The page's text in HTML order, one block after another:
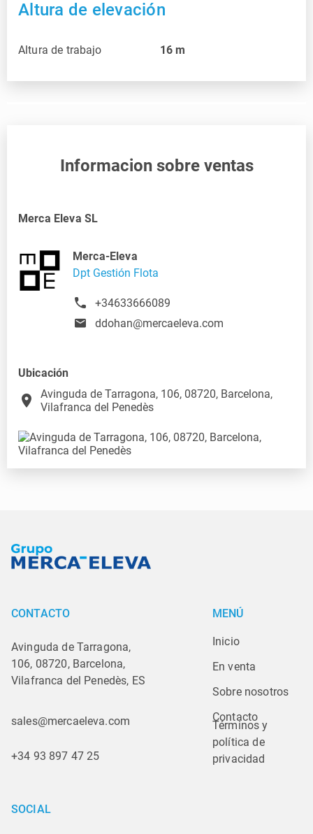
Altura de elevación
Altura de trabajo 16 m
Informacion sobre ventas
Merca Eleva SL
Merca-Eleva
Dpt Gestión Flota
+34633666089
ddohan@mercaeleva.com
Ubicación
place
Avinguda de Tarragona, 106, 08720, Barcelona,
Vilafranca del Penedès
CONTACTO
Avinguda de Tarragona,
106, 08720, Barcelona,
Vilafranca del Penedès, ES
sales@mercaeleva.com
+34 93 897 47 25
MENÚ
Inicio
En venta
Sobre nosotros
Contacto
Términos y
política de
privacidad
SOCIAL